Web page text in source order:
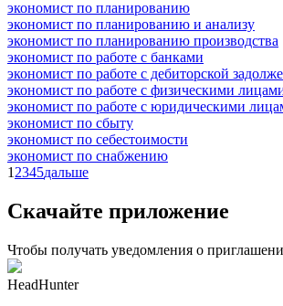
экономист по планированию
экономист по планированию и анализу
экономист по планированию производства
экономист по работе с банками
экономист по работе с дебиторской
экономист по работе с физическими
экономист по работе с юридическими
экономист по сбыту
экономист по себестоимости
экономист по снабжению
1 2345дальше
Скачайте приложение
Чтобы получать уведомления о
HeadHunter